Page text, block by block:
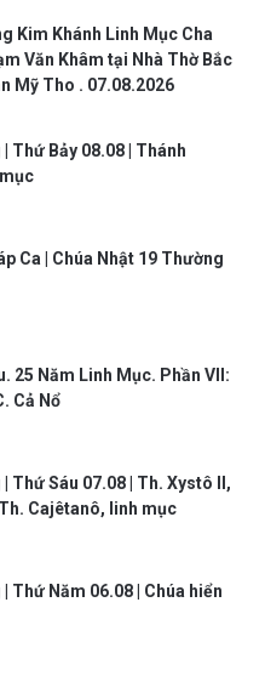
Kim Khánh Linh Mục Cha
Văn Khâm tại Nhà Thờ Bắc
Mỹ Tho . 07.08.2026
Thứ Bảy 08.08 | Thánh
Ca | Chúa Nhật 19 Thường
25 Năm Linh Mục. Phần VII:
Cả Nổ
| Thứ Sáu 07.08 | Th. Xystô II,
Cajêtanô, linh mục
| Thứ Năm 06.08 | Chúa hiển